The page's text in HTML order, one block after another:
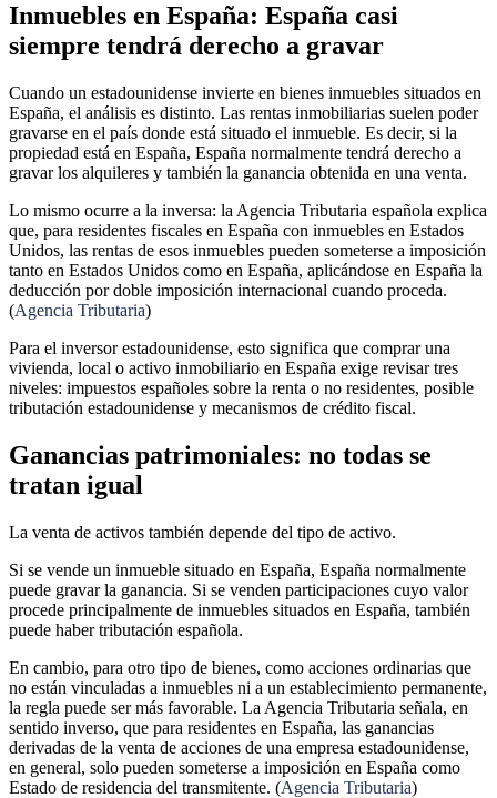
Inmuebles en España: España casi
siempre tendrá derecho a gravar
Cuando un estadounidense invierte en bienes inmuebles situados en
España, el análisis es distinto. Las rentas inmobiliarias suelen poder
gravarse en el país donde está situado el inmueble. Es decir, si la
propiedad está en España, España normalmente tendrá derecho a
gravar los alquileres y también la ganancia obtenida en una venta.
Lo mismo ocurre a la inversa: la Agencia Tributaria española explica
que, para residentes fiscales en España con inmuebles en Estados
Unidos, las rentas de esos inmuebles pueden someterse a imposición
tanto en Estados Unidos como en España, aplicándose en España la
deducción por doble imposición internacional cuando proceda.
(Agencia Tributaria)
Para el inversor estadounidense, esto significa que comprar una
vivienda, local o activo inmobiliario en España exige revisar tres
niveles: impuestos españoles sobre la renta o no residentes, posible
tributación estadounidense y mecanismos de crédito fiscal.
Ganancias patrimoniales: no todas se
tratan igual
La venta de activos también depende del tipo de activo.
Si se vende un inmueble situado en España, España normalmente
puede gravar la ganancia. Si se venden participaciones cuyo valor
procede principalmente de inmuebles situados en España, también
puede haber tributación española.
En cambio, para otro tipo de bienes, como acciones ordinarias que
no están vinculadas a inmuebles ni a un establecimiento permanente,
la regla puede ser más favorable. La Agencia Tributaria señala, en
sentido inverso, que para residentes en España, las ganancias
derivadas de la venta de acciones de una empresa estadounidense,
en general, solo pueden someterse a imposición en España como
Estado de residencia del transmitente. (Agencia Tributaria)